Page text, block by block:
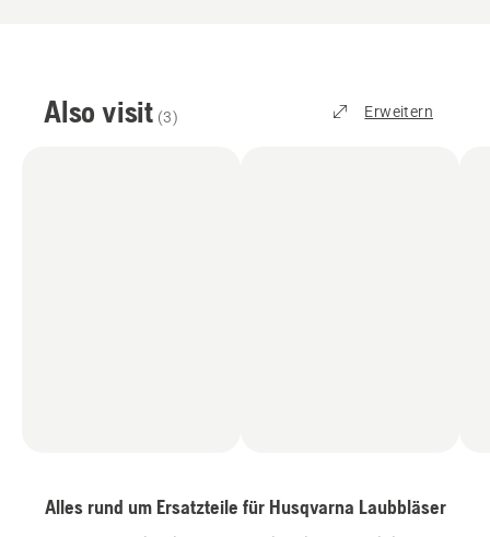
Also visit (3) Erweitern
Alles rund um Ersatzteile für Husqvarna Laubbläser